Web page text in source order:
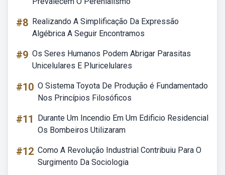
#8 Realizando A Simplificação Da Expressão
Algébrica A Seguir Encontramos
#9 Os Seres Humanos Podem Abrigar Parasitas
Unicelulares E Pluricelulares
#10 O Sistema Toyota De Produção é Fundamentado
Nos Princípios Filosóficos
#11
Durante Um Incendio Em Um Edificio Residencial
Os Bombeiros Utilizaram
#12 Como A Revolução Industrial Contribuiu Para O
Surgimento Da Sociologia